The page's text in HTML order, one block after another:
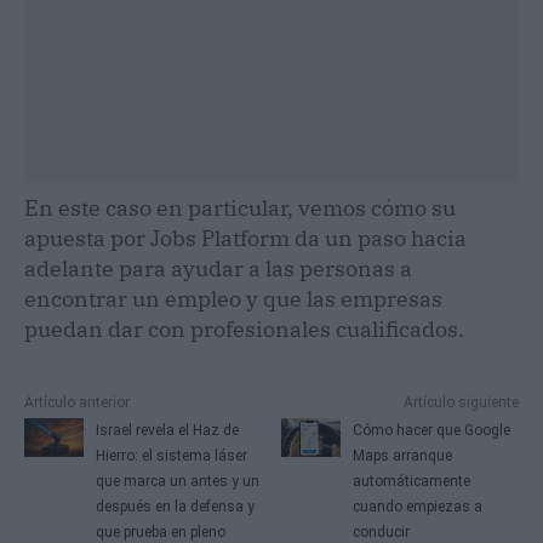
En este caso en particular, vemos cómo su
apuesta por Jobs Platform da un paso hacia
adelante para ayudar a las personas a
encontrar un empleo y que las empresas
puedan dar con profesionales cualificados.
Artículo anterior
Israel revela el Haz de
Hierro: el sistema láser
que marca un antes y un
después en la defensa y
que prueba en pleno
Artículo siguiente
Cómo hacer que Google
Maps arranque
automáticamente
cuando empiezas a
conducir